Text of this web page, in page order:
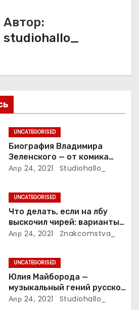
Автор:
studiohallo_
UNCATEGORISED
Биография Владимира
Зеленского — от комика
студии «Квартал 95» до
личная жизнь
Апр 24, 2021 Studiohallo_
UNCATEGORISED
Что делать, если на лбу
выскочил чирей: варианты
лечения
Апр 24, 2021 Znakcomstva_
UNCATEGORISED
Юлия Майборода —
музыкальный гений русской
эстрады и победительница
Апр 24, 2021 Studiohallo_